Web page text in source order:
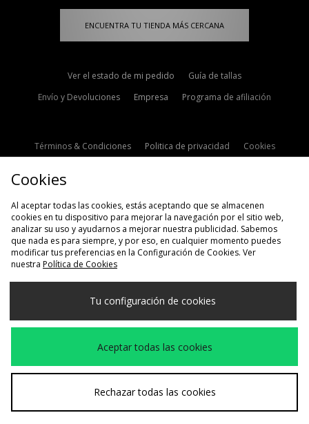
ENCUENTRA TU TIENDA MÁS CERCANA
Ver el estado de mi pedido
Guía de tallas
Envío y Devoluciones
Empresa Programa de afiliación
Términos & Condiciones Politica de privacidad
Cookies
Selecciona País
España
Aceptamos las siguientes formas de pago
Visita nuestra página corporativa en www.jdplc.com
Cookies
Al aceptar todas las cookies, estás aceptando que se almacenen
cookies en tu dispositivo para mejorar la navegación por el sitio web,
analizar su uso y ayudarnos a mejorar nuestra publicidad. Sabemos
que nada es para siempre, y por eso, en cualquier momento puedes
modificar tus preferencias en la Configuración de Cookies. Ver
nuestra Política de Cookies
Tu configuración de cookies
Aceptar todas las cookies
Rechazar todas las cookies